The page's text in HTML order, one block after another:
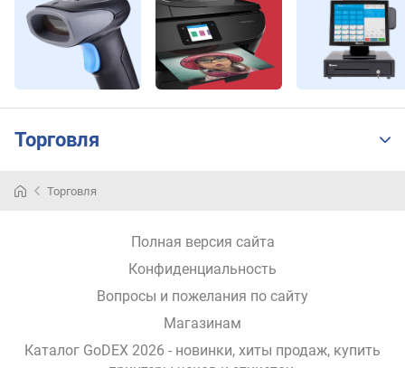
Торговля
Торговля
Полная версия сайта
Конфиденциальность
Вопросы и пожелания по сайту
Магазинам
Каталог GoDEX 2026 - новинки, хиты продаж, купить